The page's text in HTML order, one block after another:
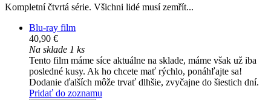
Kompletní čtvrtá série. Všichni lidé musí zemřít...
Blu-ray film
40,90 €
Na sklade 1 ks
Tento film máme síce aktuálne na sklade, máme však už iba
posledné kusy. Ak ho chcete mať rýchlo, ponáhľajte sa!
Dodanie ďalších môže trvať dlhšie, zvyčajne do šiestich dní.
Pridať do zoznamu